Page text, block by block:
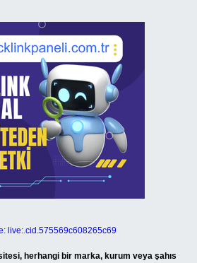
live:.cid.575569c608265c69
herhangi bir marka, kurum veya şahıs